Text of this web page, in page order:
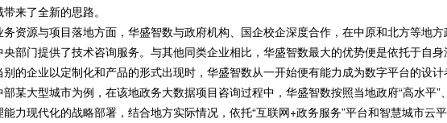
来了全新的思路。
务资源与项目落地方面，华盛智数与政府机构、国企校企深度合作，在中原和北方等地
央部门提供了技术咨询服务。与其他同类企业相比，华盛智数最大的优势便是依托于自
的企业以定制化和产品的形式出现时，华盛智数从一开始便有能力成为数字平台的设计
部某大型城市为例，在该地政务大数据项目咨询过程中，华盛智数按照当地政府“高水平”
能力现代化的战略部署，结合地方实际情况，依托“互联网+政务服务”平台和智慧城市云